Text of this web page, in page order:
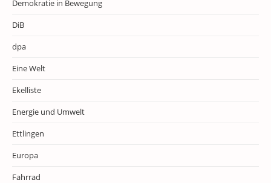
Demokratie in Bewegung
DiB
dpa
Eine Welt
Ekelliste
Energie und Umwelt
Ettlingen
Europa
Fahrrad